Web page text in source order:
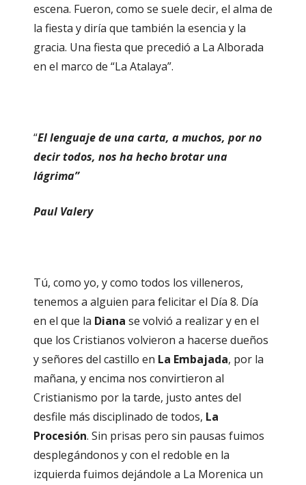
escena. Fueron, como se suele decir, el alma de
la fiesta y diría que también la esencia y la
gracia. Una fiesta que precedió a La Alborada
en el marco de “La Atalaya”.
“El lenguaje de una carta, a muchos, por no
decir todos, nos ha hecho brotar una
lágrima”
Paul Valery
Tú, como yo, y como todos los villeneros,
tenemos a alguien para felicitar el Día 8. Día
en el que la Diana se volvió a realizar y en el
que los Cristianos volvieron a hacerse dueños
y señores del castillo en La Embajada, por la
mañana, y encima nos convirtieron al
Cristianismo por la tarde, justo antes del
desfile más disciplinado de todos, La
Procesión. Sin prisas pero sin pausas fuimos
desplegándonos y con el redoble en la
izquierda fuimos dejándole a La Morenica un